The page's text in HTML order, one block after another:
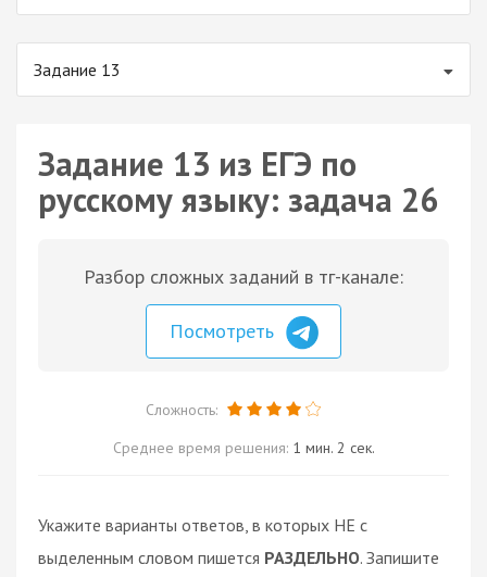
Задание 13
Задание 13 из ЕГЭ по
русскому языку: задача 26
Разбор сложных заданий в тг-канале:
Посмотреть
Сложность:
Среднее время решения: 1 мин. 2 сек.
Укажите варианты ответов, в которых НЕ с
выделенным словом пишется РАЗДЕЛЬНО. Запишите